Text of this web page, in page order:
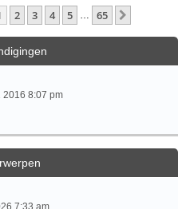
Van65
2 3 4 5 65
2016 8:07 pm
7:33 am